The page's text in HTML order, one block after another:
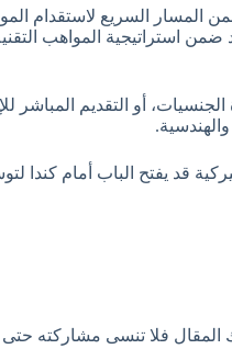
المسار السريع لاستقدام
العمل. كما أطلقت وزارة الهجرة في عام 2024 تصريح عمل جديد
أو التقديم المباشر
قد يفتح الباب أمام كندا
المقال فلا تنسى مشاركته